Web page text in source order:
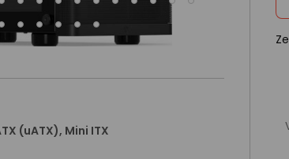
(uATX), Mini ITX